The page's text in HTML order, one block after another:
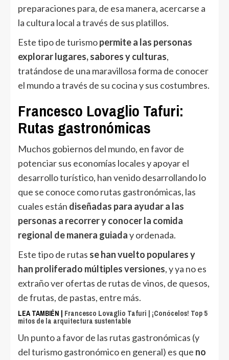
preparaciones para, de esa manera, acercarse a
la cultura local a través de sus platillos.
Este tipo de turismopermite a las personas
explorar lugares, sabores y culturas,
tratándose de una maravillosa forma de conocer
el mundo a través de su cocina y sus costumbres.
Francesco Lovaglio Tafuri:
Rutas gastronómicas
Muchos gobiernos del mundo, en favor de
potenciar sus economías locales y apoyar el
desarrollo turístico, han venido desarrollando lo
que se conoce como rutas gastronómicas, las
cuales están diseñadas para ayudar a las
personas a recorrer y conocer la comida
regional de manera guiaday ordenada.
Este tipo de rutas se han vuelto populares y
han proliferado múltiples versiones, y ya no es
extraño ver ofertas de rutas de vinos, de quesos,
de frutas, de pastas, entre más.
LEA TAMBIÉN | Francesco Lovaglio Tafuri | ¡Conócelos! Top 5
mitos de la arquitectura sustentable
Un punto a favor de las rutas gastronómicas (y
del turismo gastronómico en general) es que no